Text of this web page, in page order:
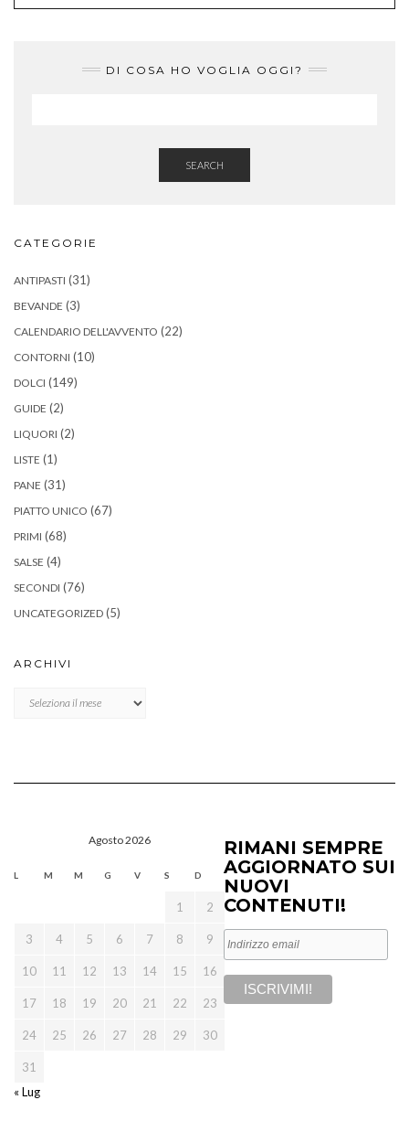
DI COSA HO VOGLIA OGGI?
SEARCH
CATEGORIE
ANTIPASTI (31)
BEVANDE (3)
CALENDARIO DELL'AVVENTO (22)
CONTORNI (10)
DOLCI (149)
GUIDE (2)
LIQUORI (2)
LISTE (1)
PANE (31)
PIATTO UNICO (67)
PRIMI (68)
SALSE (4)
SECONDI (76)
UNCATEGORIZED (5)
ARCHIVI
Agosto 2026
L M M G V S D
1 2
3 4 5 6 7 8 9
10 11 12 13 14 15 16
17 18 19 20 21 22 23
24 25 26 27 28 29 30
31
« Lug
RIMANI SEMPRE
AGGIORNATO SUI
NUOVI
CONTENUTI!